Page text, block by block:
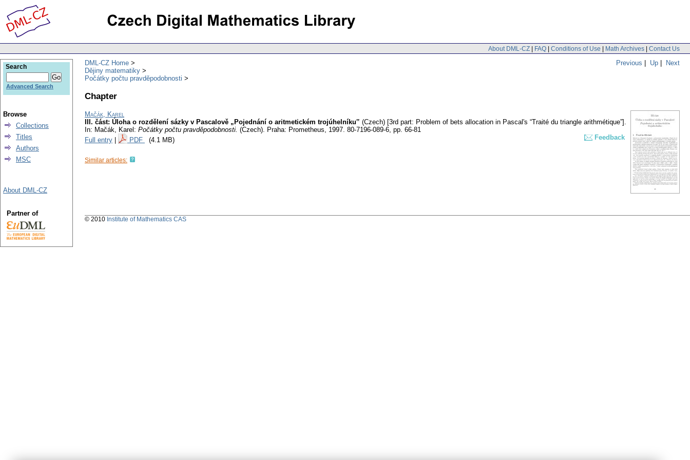
About DML-CZ | FAQ | Conditions of Use | Math Archives | Contact Us
Previous | Up | Next
DML-CZ Home
Dějiny matematiky
Počátky počtu pravděpodobnosti
Chapter
Mačák, Karel
III. část: Úloha o rozdělení sázky v Pascalově „Pojednání o aritmetickém trojúhelníku‟ (Czech) [3rd part: Problem of bets allocation in Pascal's “Traité du triangle arithmétique”].
In: Mačák, Karel: Počátky počtu pravděpodobnosti. (Czech). Praha: Prometheus, 1997. 80-7196-089-6, pp. 66-81
Full entry
PDF (4.1 MB) Feedback
Similar articles:
Search
Advanced Search
Browse
Collections
Titles
Authors
MSC
About DML-CZ
Partner of
© 2010 Institute of Mathematics CAS